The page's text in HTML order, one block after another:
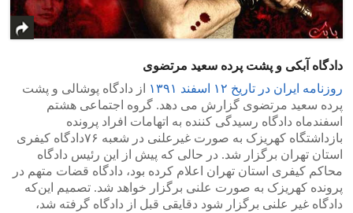
دادگاه آبکی و پشت پرده سعید مرتضوی
روزنامه ایران در تاریخ ۱۲ اسفند ۱۳۹۱
از دادگاه پوشالی و پشت
پرده سعید مرتضوی گزارش می دهد. گروه اجتماعی هشتم
اسفندماه دادگاه رسیدگی کننده به اتهامات افراد پرونده
بازداشتگاه کهریزک به صورت غیرعلنی در شعبه ۷۶دادگاه کیفری
استان تهران برگزار شد. در حالی که پیش از این رئیس دادگاه
محاکم کیفری استان تهران اعلام کرده بود، دادگاه قضات متهم در
پرونده کهریزک به صورت علنی برگزار خواهد شد. تصمیم این‌که
دادگاه غیر علنی برگزار شود دقایقی قبل از دادگاه گرفته شد،